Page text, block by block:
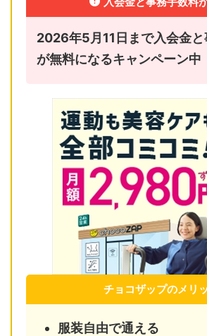
2026年5月11日まで入会金
が無料になるキャンペーン中
チョコザップのメリ
服装自由で通える